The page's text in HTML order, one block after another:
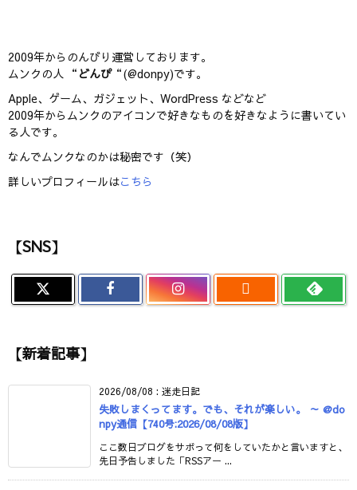
2009年からのんびり運営しております。
ムンクの人 “ どんぴ“(@donpy)です。
Apple、ゲーム、ガジェット、WordPress などなど
2009年からムンクのアイコンで好きなものを好きなように書いてい
る人です。
なんでムンクなのかは秘密です（笑）
詳しいプロフィールはこちら
【SNS】

【新着記事】
2026/08/08 : 迷走日記
失敗しまくってます。でも、それが楽しい。 ～ @do
npy通信【740号:2026/08/08版】
ここ数日ブログをサボって何をしていたかと言いますと、
先日予告しました「RSSアー ...